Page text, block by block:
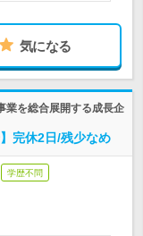
気になる
業を総合展開する成長企
完休2日/残少なめ
学歴不問